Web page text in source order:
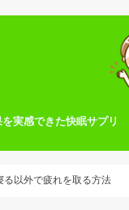
実感できた快眠サプリ
る以外で疲れを取る方法